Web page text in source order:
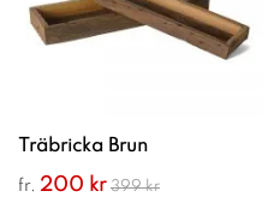
Träbricka Brun
fr. 200 kr 399 kr